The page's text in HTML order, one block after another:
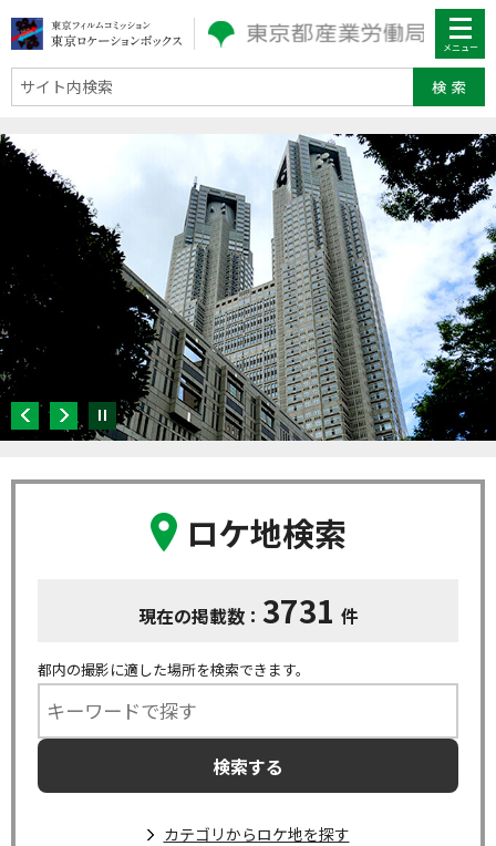
サイト内検索
Previous
Next 停止
ロケ地検索
現在の掲載数： 3731 件
都内の撮影に適した場所を検索できます。
カテゴリからロケ地を探す